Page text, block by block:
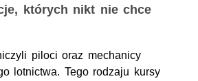
których nikt nie chce
piloci oraz mechanicy
lotnictwa. Tego rodzaju kursy